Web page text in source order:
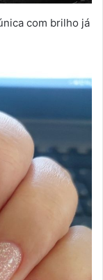
com brilho já